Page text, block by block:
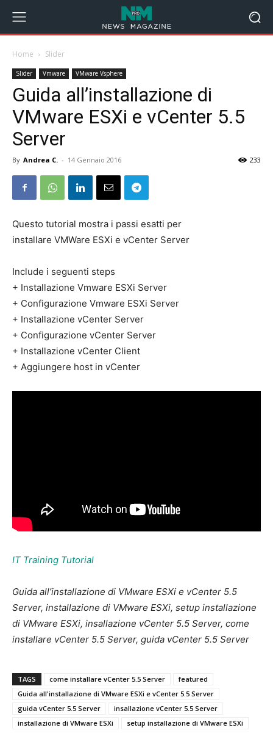
Home Slider
Slider Vmware VMware Vsphere
Guida all’installazione di
VMware ESXi e vCenter 5.5
Server
By Andrea C. - 14 Gennaio 2016 233
Questo tutorial mostra i passi esatti per
installare VMWare ESXi e vCenter Server
Include i seguenti steps
+ Installazione Vmware ESXi Server
+ Configurazione Vmware ESXi Server
+ Installazione vCenter Server
+ Configurazione vCenter Server
+ Installazione vCenter Client
+ Aggiungere host in vCenter
IT Training Tutorial
Guida all’installazione di VMware ESXi e vCenter 5.5
Server, installazione di VMware ESXi, setup installazione
di VMware ESXi, insallazione vCenter 5.5 Server, come
installare vCenter 5.5 Server, guida vCenter 5.5 Server
TAGS come installare vCenter 5.5 Server
featured
Guida all'installazione di VMware ESXi e vCenter 5.5 Server
guida vCenter 5.5 Server
insallazione vCenter 5.5 Server
installazione di VMware ESXi
setup installazione di VMware ESXi